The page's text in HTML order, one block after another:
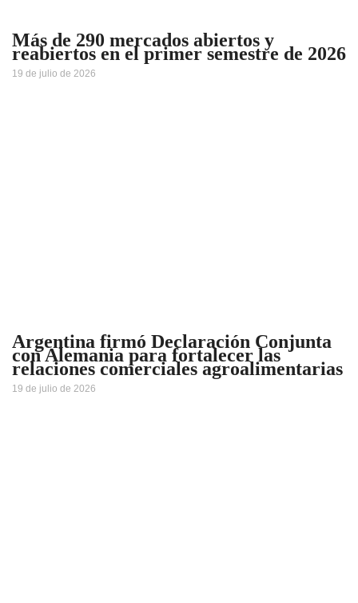
Más de 290 mercados abiertos y
reabiertos en el primer semestre de 2026
19 de julio de 2026
Argentina firmó Declaración Conjunta
con Alemania para fortalecer las
relaciones comerciales agroalimentarias
19 de julio de 2026